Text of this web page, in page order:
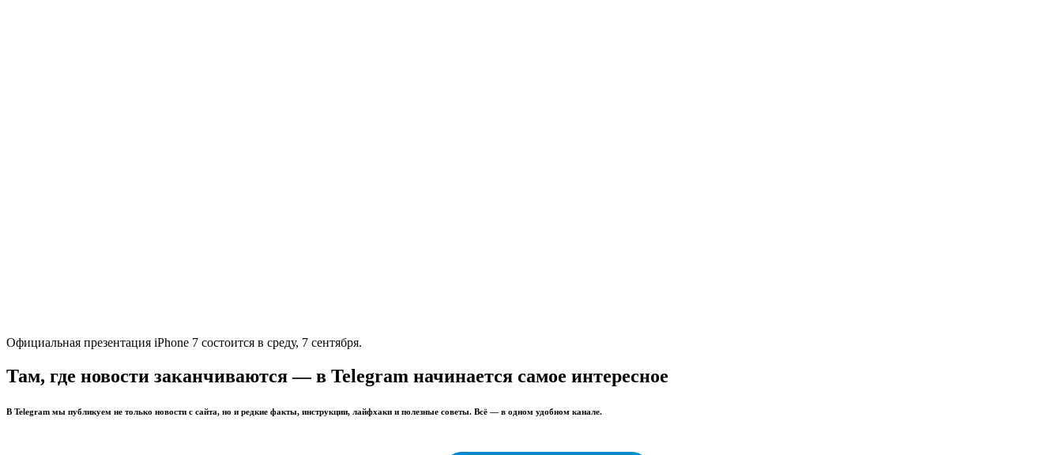
Официальная презентация iPhone 7 состоится в среду, 7 сентября.
Там, где новости заканчиваются — в Telegram начинается самое интересное
В Telegram мы публикуем не только новости с сайта, но и редкие факты, инструкции, лайфхаки и полезные советы. Всё — в одном удобном канале.